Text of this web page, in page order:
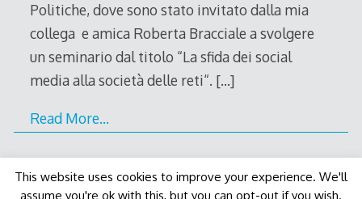
Politiche, dove sono stato invitato dalla mia
collega e amica Roberta Bracciale a svolgere
un seminario dal titolo “La sfida dei social
media alla società delle reti“. […]
Read More…
This website uses cookies to improve your experience. We'll
assume you're ok with this, but you can opt-out if you wish.